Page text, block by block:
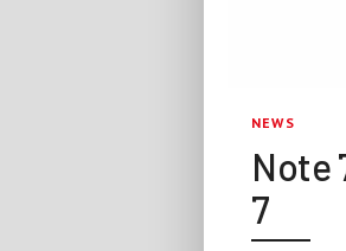
NEWS
Note
7